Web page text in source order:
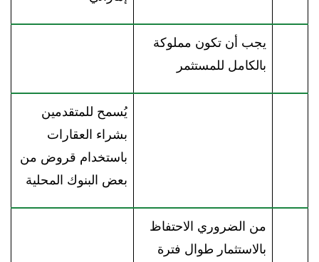
يجب أن تكون مملوكة
بالكامل للمستثمر
يُسمح للمتقدمين
بشراء العقارات
باستخدام قروض من
بعض البنوك المحلية
من الضروري الاحتفاظ
بالاستثمار طوال فترة